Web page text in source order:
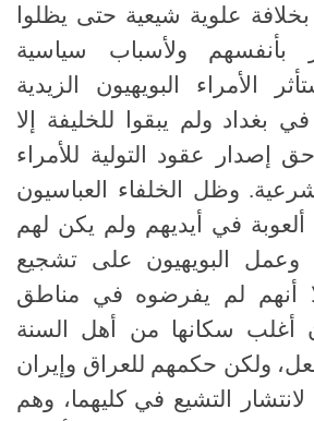
بخلافة علوية شيعية حتى يظلوا
بأنفسهم ولأسباب سياسية
الأمراء البويهيون الزيدية
بغداد ولم يبقوا للخليفة إلا
إصدار عقود التولية للأمراء
وظل الخلفاء العباسيون
في أيديهم ولم يكن لهم
البويهيون على تشجيع
أنهم لم يفرضوه في مناطق
أغلب سكانها من أهل السنة
ولكن حكمهم للعراق وإيران
لانتشار التشيع في كليهما، وهم